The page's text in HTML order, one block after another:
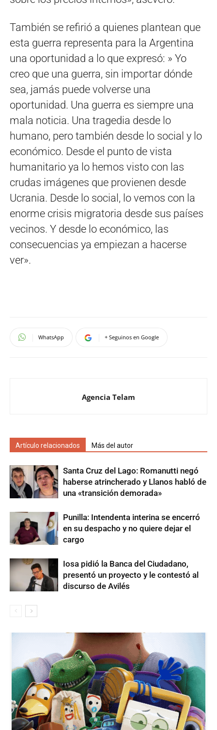
También se refirió a quienes plantean que
esta guerra representa para la Argentina
una oportunidad a lo que expresó: » Yo
creo que una guerra, sin importar dónde
sea, jamás puede volverse una
oportunidad. Una guerra es siempre una
mala noticia. Una tragedia desde lo
humano, pero también desde lo social y lo
económico. Desde el punto de vista
humanitario ya lo hemos visto con las
crudas imágenes que provienen desde
Ucrania. Desde lo social, lo vemos con la
enorme crisis migratoria desde sus países
vecinos. Y desde lo económico, las
consecuencias ya empiezan a hacerse
ver».
WhatsApp + Seguinos en Google
Agencia Telam
Artículo relacionados Más del autor
Santa Cruz del Lago: Romanutti negó
haberse atrincherado y Llanos habló de
una «transición demorada»
Punilla: Intendenta interina se encerró
en su despacho y no quiere dejar el
cargo
Iosa pidió la Banca del Ciudadano,
presentó un proyecto y le contestó al
discurso de Avilés